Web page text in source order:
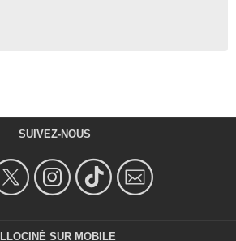
SUIVEZ-NOUS
SUR MOBILE